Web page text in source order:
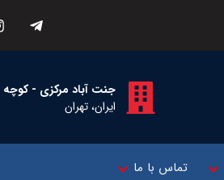
جنت آباد مرکزی - کوچه نسترن
ایران، تهران
تماس با ما